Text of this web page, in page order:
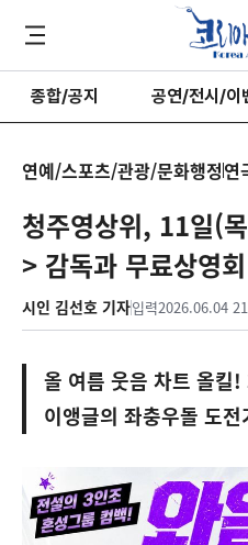
종합/공지 공연/전시/이
연예/스포츠/관광/문화행정연
청주영상위, 11일(
> 감독과 무료상영회
시인 김선호 기자입력2026.06.04
올 여름 웃음 차트 올킬
이앵글의 좌충우돌 도전